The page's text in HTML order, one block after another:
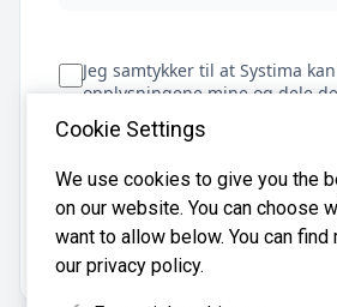
Jeg samtykker til at Systima
opplysningene mine og dele
regnskapsbyråer for å hjelpe
regnskapsfører
Cookie Settings
We use cookies to give you the
on our website. You can choose
want to allow below. You can
our privacy policy.